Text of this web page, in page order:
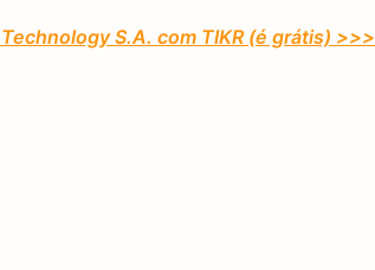
S.A. com TIKR (é grátis) >>>